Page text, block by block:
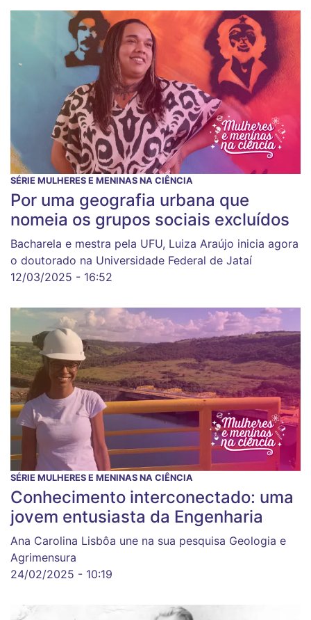
SÉRIE MULHERES E MENINAS NA CIÊNCIA
Por uma geografia urbana que
nomeia os grupos sociais excluídos
Bacharela e mestra pela UFU, Luiza Araújo inicia agora
o doutorado na Universidade Federal de Jataí
12/03/2025 - 16:52
SÉRIE MULHERES E MENINAS NA CIÊNCIA
Conhecimento interconectado: uma
jovem entusiasta da Engenharia
Ana Carolina Lisbôa une na sua pesquisa Geologia e
Agrimensura
24/02/2025 - 10:19